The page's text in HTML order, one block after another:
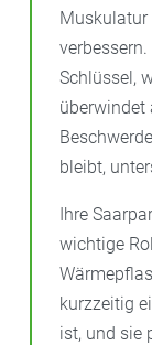
Muskulatur
Schlüssel,
überwindet
bleibt,
Ihre
wichtige
kurzzeitig
ist, und sie